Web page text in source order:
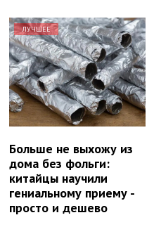
ЛУЧШЕЕ
Больше не выхожу из
дома без фольги:
китайцы научили
гениальному приему -
просто и дешево